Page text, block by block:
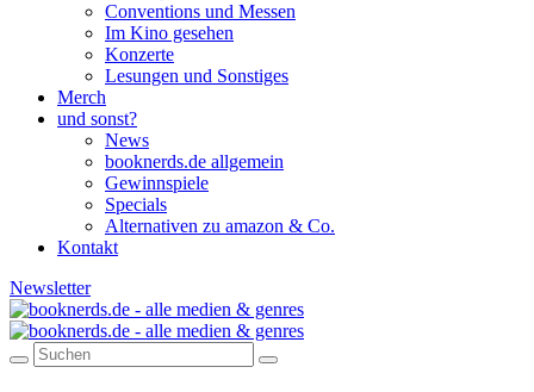
Conventions und Messen
Im Kino gesehen
Konzerte
Lesungen und Sonstiges
Merch
und sonst?
News
booknerds.de allgemein
Gewinnspiele
Specials
Alternativen zu amazon & Co.
Kontakt
Newsletter